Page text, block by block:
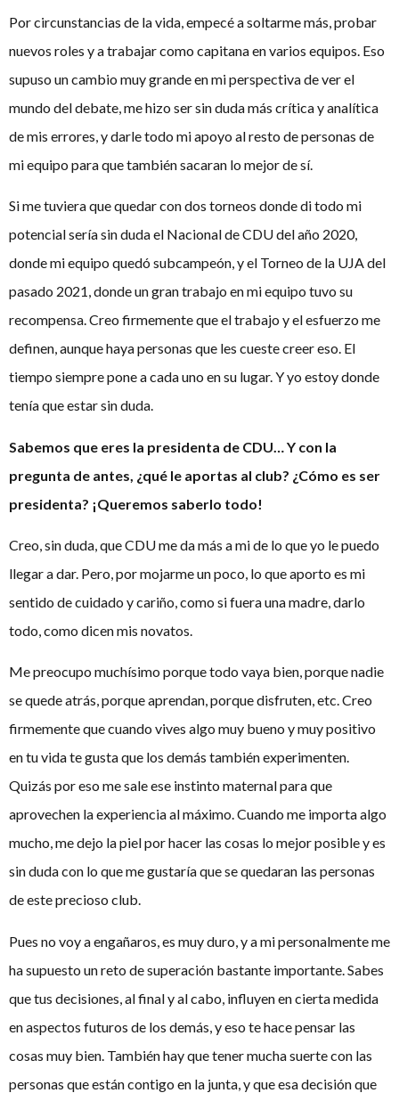
Por circunstancias de la vida, empecé a soltarme más, probar
nuevos roles y a trabajar como capitana en varios equipos. Eso
supuso un cambio muy grande en mi perspectiva de ver el
mundo del debate, me hizo ser sin duda más crítica y analítica
de mis errores, y darle todo mi apoyo al resto de personas de
mi equipo para que también sacaran lo mejor de sí.
Si me tuviera que quedar con dos torneos donde di todo mi
potencial sería sin duda el Nacional de CDU del año 2020,
donde mi equipo quedó subcampeón, y el Torneo de la UJA del
pasado 2021, donde un gran trabajo en mi equipo tuvo su
recompensa. Creo firmemente que el trabajo y el esfuerzo me
definen, aunque haya personas que les cueste creer eso. El
tiempo siempre pone a cada uno en su lugar. Y yo estoy donde
tenía que estar sin duda.
Sabemos que eres la presidenta de CDU… Y con la
pregunta de antes, ¿qué le aportas al club? ¿Cómo es ser
presidenta? ¡Queremos saberlo todo!
Creo, sin duda, que CDU me da más a mi de lo que yo le puedo
llegar a dar. Pero, por mojarme un poco, lo que aporto es mi
sentido de cuidado y cariño, como si fuera una madre, darlo
todo, como dicen mis novatos.
Me preocupo muchísimo porque todo vaya bien, porque nadie
se quede atrás, porque aprendan, porque disfruten, etc. Creo
firmemente que cuando vives algo muy bueno y muy positivo
en tu vida te gusta que los demás también experimenten.
Quizás por eso me sale ese instinto maternal para que
aprovechen la experiencia al máximo. Cuando me importa algo
mucho, me dejo la piel por hacer las cosas lo mejor posible y es
sin duda con lo que me gustaría que se quedaran las personas
de este precioso club.
Pues no voy a engañaros, es muy duro, y a mi personalmente me
ha supuesto un reto de superación bastante importante. Sabes
que tus decisiones, al final y al cabo, influyen en cierta medida
en aspectos futuros de los demás, y eso te hace pensar las
cosas muy bien. También hay que tener mucha suerte con las
personas que están contigo en la junta, y que esa decisión que